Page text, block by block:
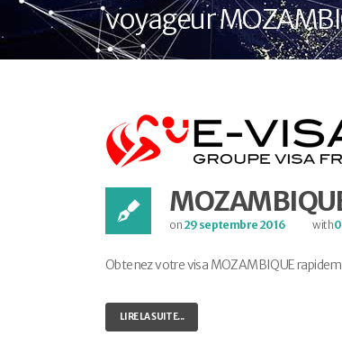
voyageur
on 29 septembre 2016 with
Obtenez votre visa MOZAMBIQUE
LIRE LA SUITE...